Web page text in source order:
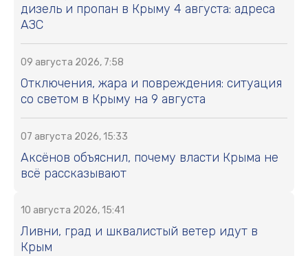
дизель и пропан в Крыму 4 августа: адреса
АЗС
09 августа 2026, 7:58
Отключения, жара и повреждения: ситуация
со светом в Крыму на 9 августа
07 августа 2026, 15:33
Аксёнов объяснил, почему власти Крыма не
всё рассказывают
10 августа 2026, 15:41
Ливни, град и шквалистый ветер идут в
Крым